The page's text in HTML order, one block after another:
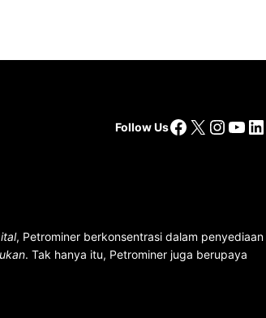
Follow UsFacebook
X
, Petrominer berkonsentrasi dalam penyediaan
. Tak hanya itu, Petrominer juga berupaya